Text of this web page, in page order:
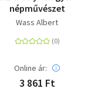
népművészet
Wass Albert
Online ár:
3 861 Ft